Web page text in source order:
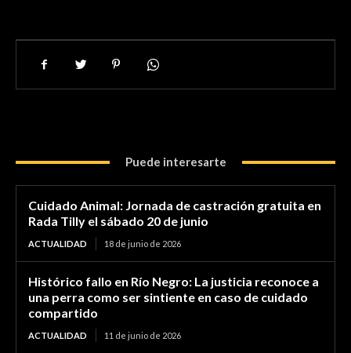
Puede interesarte
Cuidado Animal: Jornada de castración gratuita en
Rada Tilly el sábado 20 de junio
ACTUALIDAD 18 de junio de 2026
Histórico fallo en Río Negro: La justicia reconoce a
una perra como ser sintiente en caso de cuidado
compartido
ACTUALIDAD 11 de junio de 2026